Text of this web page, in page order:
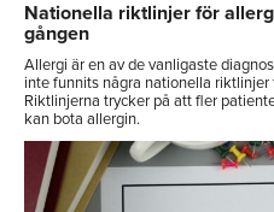
Nationella riktlinjer för
gången
Allergi är en av de vanligaste
inte funnits några nationella riktlinjer
Riktlinjerna trycker på att fler
kan bota allergin.